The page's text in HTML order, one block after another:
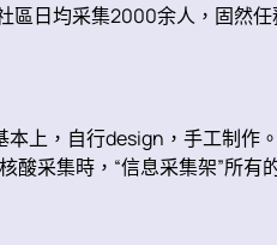
日均采集2000余人，固然
上，自行design，手工制
采集時，“信息采集架”所有